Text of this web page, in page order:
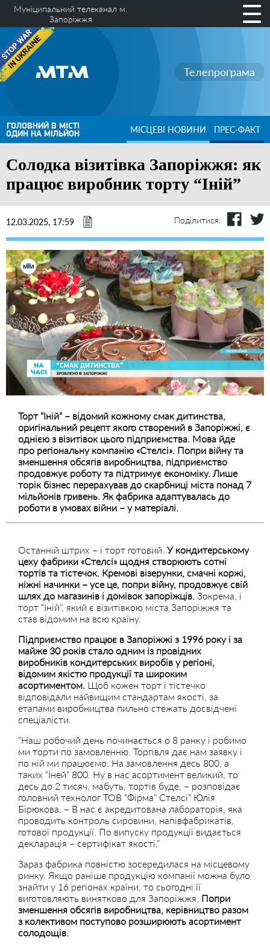
Муніципальний телеканал м.
Запоріжжя
Телепрограма
ГОЛОВНИЙ В МІСТІ
ОДИН НА МІЛЬЙОН МІСЦЕВІ НОВИНИ ПРЕС-ФАКТ
Солодка візитівка Запоріжжя: як
працює виробник торту “Іній”
12.03.2025, 17:59 Поділитися:
Торт “Іній” – відомий кожному смак дитинства,
оригінальний рецепт якого створений в Запоріжжі, є
однією з візитівок цього підприємства. Мова йде
про регіональну компанію «Стелсі». Попри війну та
зменшення обсягів виробництва, підприємство
продовжує роботу та підтримує економіку. Лише
торік бізнес перерахував до скарбниці міста понад 7
мільйонів гривень. Як фабрика адаптувалась до
роботи в умовах війни – у матеріалі.
Останній штрих – і торт готовий. У кондитерському
цеху фабрики «Стелсі» щодня створюють сотні
тортів та тістечок. Кремові візерунки, смачні коржі,
ніжні начинки – усе це, попри війну, продовжує свій
шлях до магазинів і домівок запоріжців. Зокрема, і
торт “Іній”, який є візитівкою міста Запоріжжя та
став відомим на всю країну.
Підприємство працює в Запоріжжі з 1996 року і за
майже 30 років стало одним із провідних
виробників кондитерських виробів у регіоні,
відомим якістю продукції та широким
асортиментом. Щоб кожен торт і тістечко
відповідали найвищим стандартам якості, за
етапами виробництва пильно стежать досвідчені
спеціалісти.
“Наш робочий день починається о 8 ранку і робимо
ми торти по замовленню. Торгівля дає нам заявку і
по ній ми працюємо. На замовлення десь 800, а
таких “Іней” 800. Ну в нас асортимент великий, то
десь до 2 тисяч, мабуть, тортів буде, – розповідає
головний технолог ТОВ “Фірма” Стелсі” Юлія
Бірюкова. – В нас є акредитована лабораторія, яка
проводить контроль сировини, напівфабрикатів,
готової продукції. По випуску продукції видається
декларація – сертифікат якості.”
Зараз фабрика повністю зосередилася на місцевому
ринку. Якщо раніше продукцію компанії можна було
знайти у 16 регіонах країни, то сьогодні її
виготовляють винятково для Запоріжжя. Попри
зменшення обсягів виробництва, керівництво разом
з колективом поступово розширюють асортимент
солодощів.